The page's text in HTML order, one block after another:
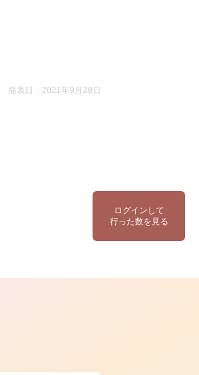
発表日：2021年9月28日
ログインして
行った数を見る